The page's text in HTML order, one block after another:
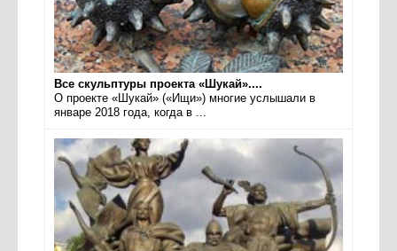
Все скульптуры проекта «Шукай»....
О проекте «Шукай» («Ищи») многие услышали в
январе 2018 года, когда в ...